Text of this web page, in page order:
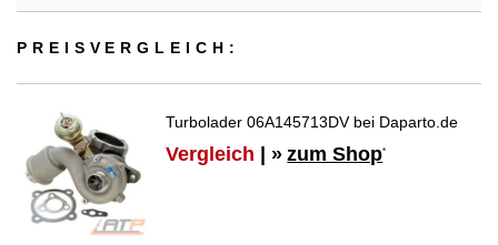
PREIS­VER­GLEICH:
Turbolader 06A145713DV bei Daparto.de
Vergleich | » zum Shop*